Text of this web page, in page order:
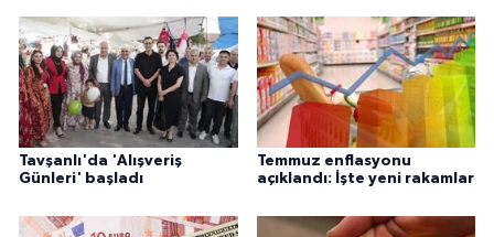
Tavşanlı'da 'Alışveriş
Günleri' başladı
Temmuz enflasyonu
açıklandı: İşte yeni rakamlar